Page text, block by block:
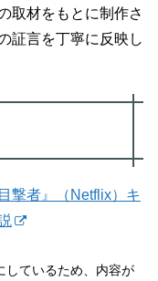
取材をもとに制作さ
証言を丁寧に反映し
撃者』（Netflix）キ
しているため、内容が